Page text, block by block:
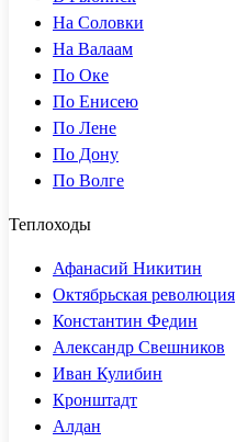
На Соловки
На Валаам
По Оке
По Енисею
По Лене
По Дону
По Волге
Теплоходы
Афанасий Никитин
Октябрьская революция
Константин Федин
Александр Свешников
Иван Кулибин
Кронштадт
Алдан